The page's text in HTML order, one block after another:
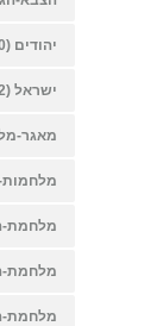
יהודים (20)
ישראל (12)
מאגר-
מלחמת-
מלחמת-
מלחמת-